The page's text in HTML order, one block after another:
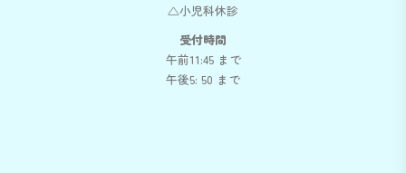
△小児科休診
受付時間
午前11:45 まで
午後5: 50 まで